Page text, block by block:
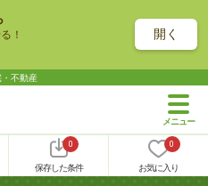
！ 開く
・不動産
0
保存した条件
0
お気に入り